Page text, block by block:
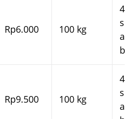
Rp6.000 100 kg
4–7
Rp9.500 100 kg
4–7